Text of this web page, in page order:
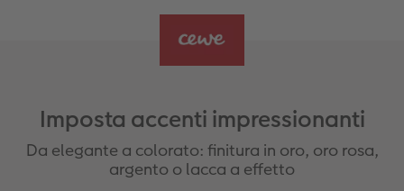
Imposta accenti impressionanti
Da elegante a colorato: finitura in oro, oro rosa,
argento o lacca a effetto